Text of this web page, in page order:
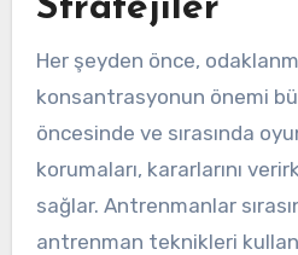
Stratejiler
Her şeyden önce,
konsantrasyonun önemi
öncesinde ve sırasında
korumaları, kararlarını
sağlar. Antrenmanlar
antrenman teknikleri